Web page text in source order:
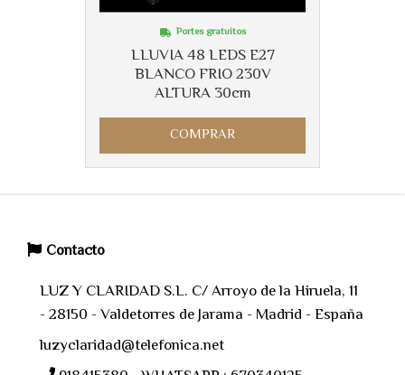
LLUVIA 48 LEDS E27
BLANCO FRIO 230V
ALTURA 30cm
Portes gratuitos
COMPRAR
Contacto
LUZ Y CLARIDAD S.L. C/ Arroyo de la Hiruela, 11
- 28150 - Valdetorres de Jarama - Madrid - España
luzyclaridad@telefonica.net